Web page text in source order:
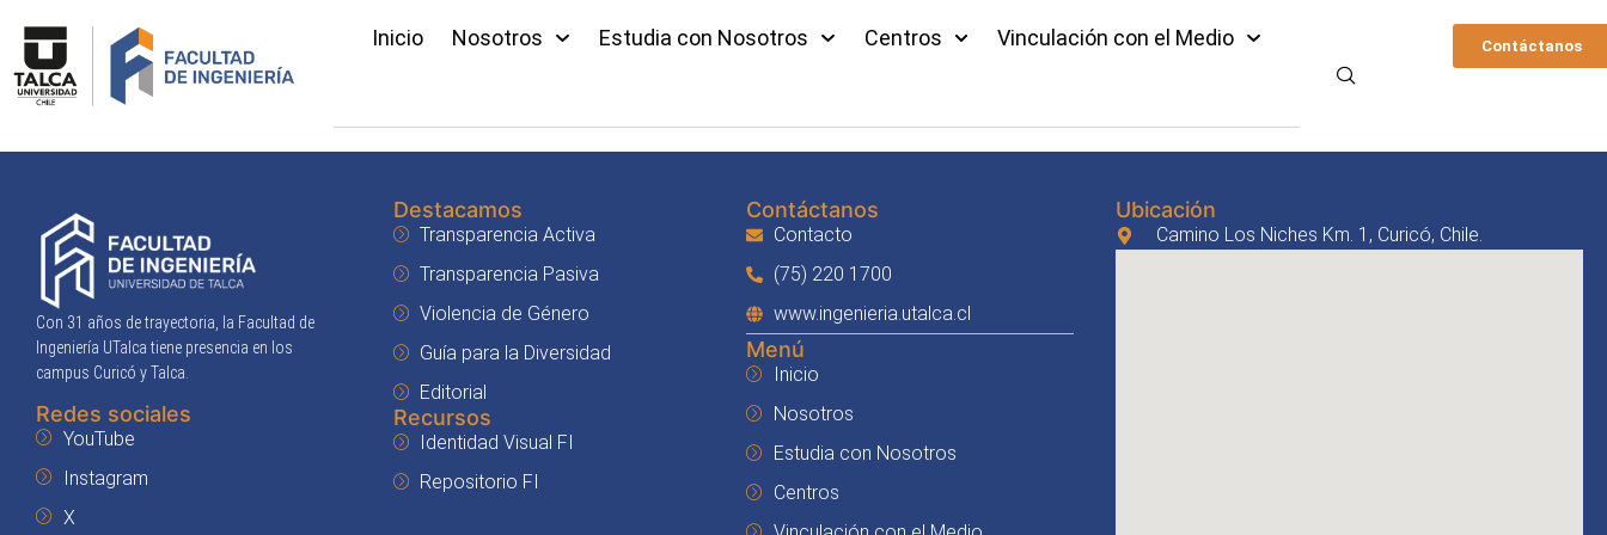
Inicio Nosotros Estudia con Nosotros Centros Vinculación con el Medio Contáctanos
Con 31 años de trayectoria, la Facultad de
Ingeniería UTalca tiene presencia en los
campus Curicó y Talca.
Redes sociales
YouTube
Instagram
X
Destacamos
Transparencia Activa
Transparencia Pasiva
Violencia de Género
Guía para la Diversidad
Editorial
Recursos
Identidad Visual FI
Repositorio FI
Contáctanos
Contacto
(75) 220 1700
www.ingenieria.utalca.cl
Menú
Inicio
Nosotros
Estudia con Nosotros
Centros
Ubicación
Camino Los Niches Km. 1, Curicó, Chile.